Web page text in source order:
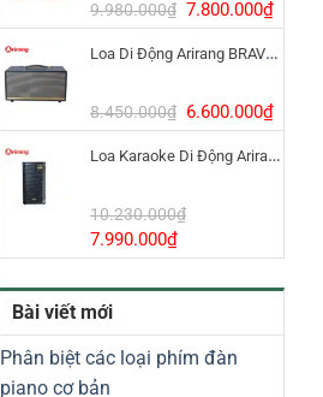
8.800.000₫.
9.980.000₫ Giá
gốc
là:
7.800.000₫Giá
hiện
tại
Loa Di Động Arirang BRAVO 8 800W Có Micro
8.450.000₫ Giá
gốc
là:
6.600.000₫Giá
hiện
tại
Loa Karaoke Di Động Arirang EDGE-X Model I
10.230.000₫
Giá
gốc
là:
10.230.000₫.
7.990.000₫Giá
hiện
tại
7.990.000₫.
Bài viết mới
Phân biệt các loại phím đàn
piano cơ bản